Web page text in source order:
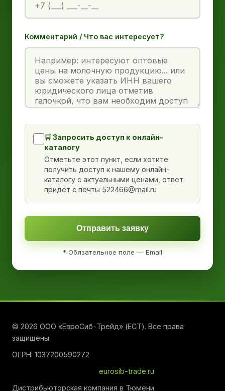
Комментарий / Что вас интересует?
🛒 Запросить доступ к онлайн-
каталогу
Отметьте этот пункт, если хотите
получить доступ к нашему онлайн-
каталогу с актуальными ценами, ответ
придёт с почты 522466@mail.ru
Отправить заявку
* Обязательное поле — Email
© 2026 ООО «ЕвроСиб-Трейд» (ЕСТ). Все права
защищены.
ОГРН: 1037200590272
eurosib-trade.ru
Дистрибьюторская компания в Тюмени